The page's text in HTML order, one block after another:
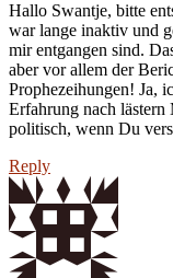
Hallo Swantje, bitte
war lange inaktiv und
mir entgangen sind.
aber vor allem der
Prophezeihungen! Ja,
Erfahrung nach lästern
politisch, wenn Du
Reply